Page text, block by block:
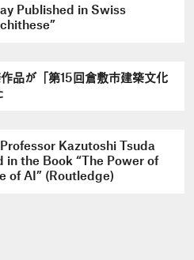
Published in Swiss
品が「第15回倉敷市建築文化
Kazutoshi Tsuda
the Book “The Power of
of AI” (Routledge)